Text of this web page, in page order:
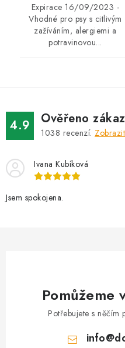
Expirace 16/09/2023 -
Vhodné pro psy s citlivým
zažíváním, alergiemi a
potravinovou...
4.9 Ověřeno
1038 recenzí.
Ivana Kubíková
Jsem spokojena.
Pomůžeme
Potřebujete s něčím
info@